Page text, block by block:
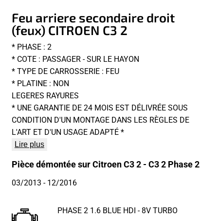
Feu arriere secondaire droit
(feux) CITROEN C3 2
* PHASE : 2
* COTE : PASSAGER - SUR LE HAYON
* TYPE DE CARROSSERIE : FEU
* PLATINE : NON
LEGERES RAYURES
* UNE GARANTIE DE 24 MOIS EST DÉLIVRÉE SOUS
CONDITION D'UN MONTAGE DANS LES RÈGLES DE
L'ART ET D'UN USAGE ADAPTÉ *
Lire plus
Pièce démontée sur Citroen C3 2 - C3 2 Phase 2
03/2013 - 12/2016
PHASE 2 1.6 BLUE HDI - 8V TURBO